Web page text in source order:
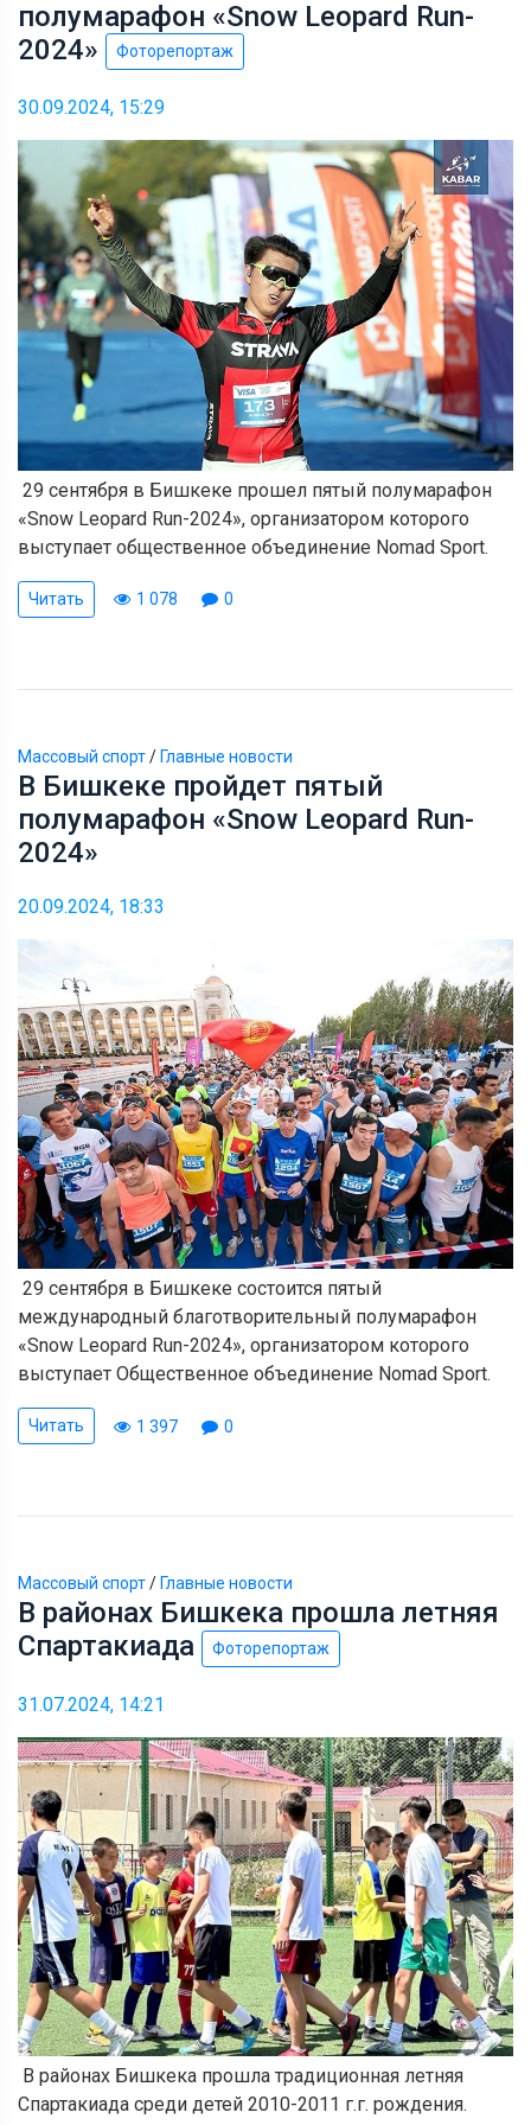
полумарафон «Snow Leopard Run-
2024»
Фоторепортаж
30.09.2024, 15:29
29 сентября в Бишкеке прошел пятый полумарафон
«Snow Leopard Run-2024», организатором которого
выступает общественное объединение Nomad Sport.
Читать 1 078 0
Массовый спорт/Главные новости
В Бишкеке пройдет пятый
полумарафон «Snow Leopard Run-
2024»
20.09.2024, 18:33
29 сентября в Бишкеке состоится пятый
международный благотворительный полумарафон
«Snow Leopard Run-2024», организатором которого
выступает Общественное объединение Nomad Sport.
Читать 1 397 0
Массовый спорт/ Главные новости
В районах Бишкека прошла летняя
Спартакиада
Фоторепортаж
31.07.2024, 14:21
В районах Бишкека прошла традиционная летняя
Спартакиада среди детей 2010-2011 г.г. рождения.